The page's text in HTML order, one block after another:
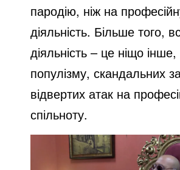
пародію, ніж на
діяльність. Більше того,
діяльність – це ніщо
популізму, скандальних
відвертих атак на
спільноту.